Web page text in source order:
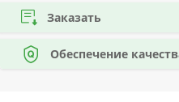
Заказать
Обеспечение